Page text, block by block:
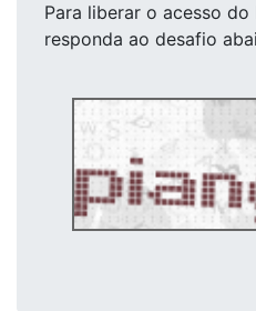
Para liberar o acesso do
responda ao desafio